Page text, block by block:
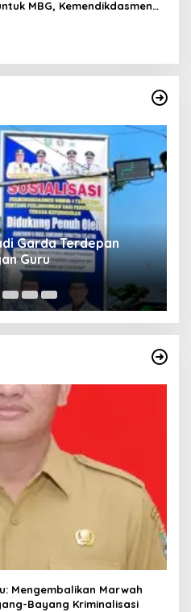
MBG, Kemendikdasmen
Putusan
Garda Terdepan
Guru
Mengembalikan Marwah
Bayang Kriminalisasi